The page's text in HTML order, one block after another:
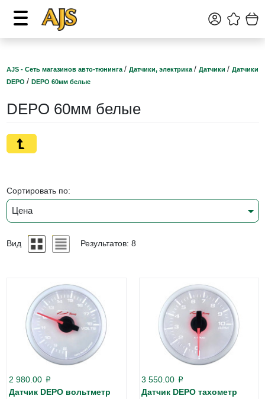
AJS - Сеть магазинов авто-тюнинга / Датчики, электрика / Датчики / Датчики
DEPO / DEPO 60мм белые
DEPO 60мм белые
Сортировать по:
Цена
Вид Результатов: 8
2 980.00 p
Датчик DEPO вольтметр
3 550.00 p
Датчик DEPO тахометр